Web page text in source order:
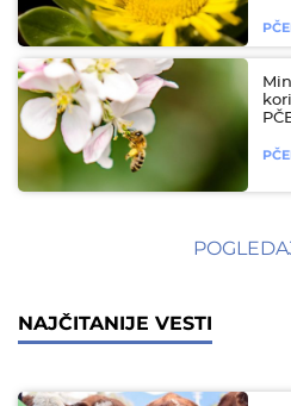
NAJČITANIJE VESTI